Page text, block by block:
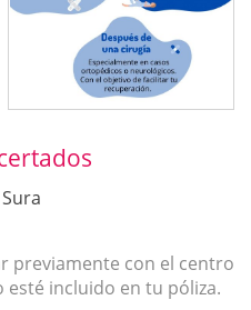
Sura
previamente con el centro
incluido en tu póliza.